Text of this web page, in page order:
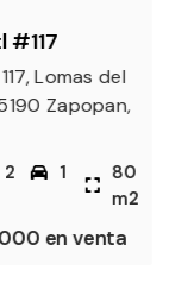
Santa Maria
Sta. María
45410
1½
79
m2
en venta